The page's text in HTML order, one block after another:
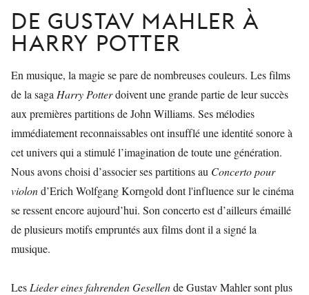
DE GUSTAV MAHLER À
HARRY POTTER
En musique, la magie se pare de nombreuses couleurs. Les films
de la saga Harry Potterdoivent une grande partie de leur succès
aux premières partitions de John Williams. Ses mélodies
immédiatement reconnaissables ont insufflé une identité sonore à
cet univers qui a stimulé l’imagination de toute une génération.
Nous avons choisi d’associer ses partitions au Concerto pour
violond’Erich Wolfgang Korngold dont l'influence sur le cinéma
se ressent encore aujourd’hui. Son concerto est d’ailleurs émaillé
de plusieurs motifs empruntés aux films dont il a signé la
musique.
Les Lieder eines fahrenden Gesellende Gustav Mahler sont plus